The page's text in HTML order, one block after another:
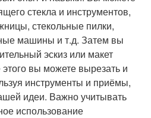
стекла и инструментов,
стекольные пилки,
машины и т.д. Затем вы
эскиз или макет
вы можете вырезать и
инструменты и приёмы,
идеи. Важно учитывать
использование